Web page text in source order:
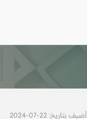
أضيف بتاريخ: 22-07-2024